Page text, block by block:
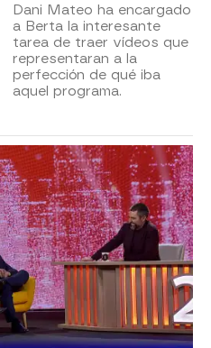
Dani Mateo ha encargado
a Berta la interesante
tarea de traer vídeos que
representaran a la
perfección de qué iba
aquel programa.